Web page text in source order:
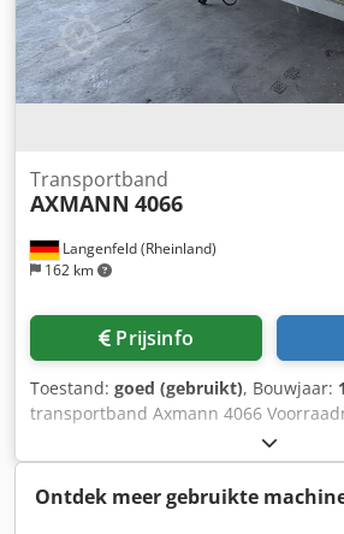
Langenfeld (Rheinland)
162 km
Transportband
AXMANN 4066
Prijsinfo
Toestand: goed (gebruikt), Bouwjaar:
transportband Axmann 4066
Machinetype/Apparaattype: Hoek-
Axmann Type: 4066 Bouwjaar: 1996
Loshoogte ca. 1290 mm + 370 mm
op wielen Hoekgedeelte ca. 2000 mm
Ontdek meer gebruikte